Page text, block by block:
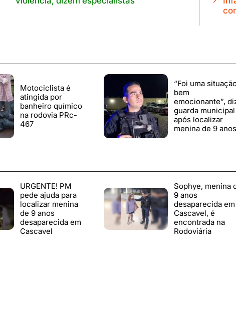
Motociclista é
atingida por
banheiro químico
na rodovia PRc-
467
“Foi uma
bem
emocionante”,
guarda municipal
após localizar
menina de 9 anos
URGENTE! PM
pede ajuda para
localizar menina
de 9 anos
desaparecida em
Cascavel
Sophye, menina
9 anos
desaparecida em
Cascavel, é
encontrada na
Rodoviária